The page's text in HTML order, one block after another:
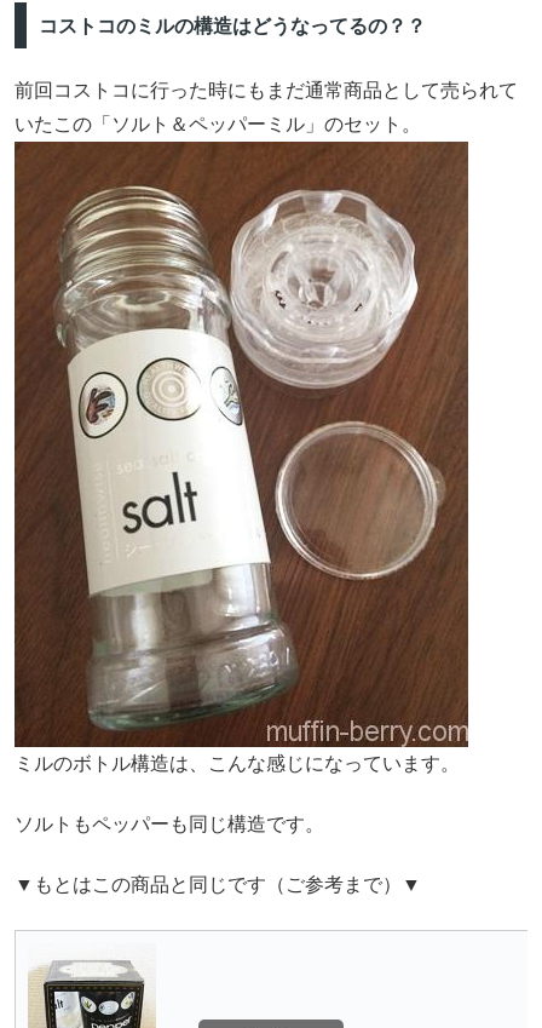
コストコのミルの構造はどうなってるの？？
前回コストコに行った時にもまだ通常商品として売られて
いたこの「ソルト＆ペッパーミル」のセット。
ミルのボトル構造は、こんな感じになっています。
ソルトもペッパーも同じ構造です。
▼もとはこの商品と同じです（ご参考まで）▼